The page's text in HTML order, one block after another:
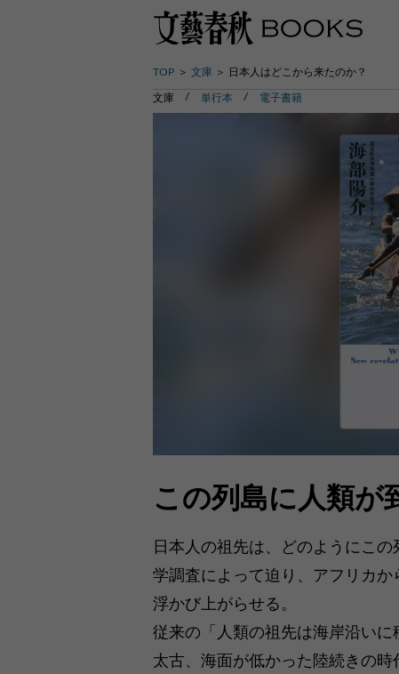
TOP 文庫 日本人はどこから来たのか？
文庫 単行本 電子書籍
この列島に人類が
日本人の祖先は、どのようにこ
学調査によって迫り、アフリカ
浮かび上がらせる。
従来の「人類の祖先は海岸沿い
太古、海面が低かった陸続きの